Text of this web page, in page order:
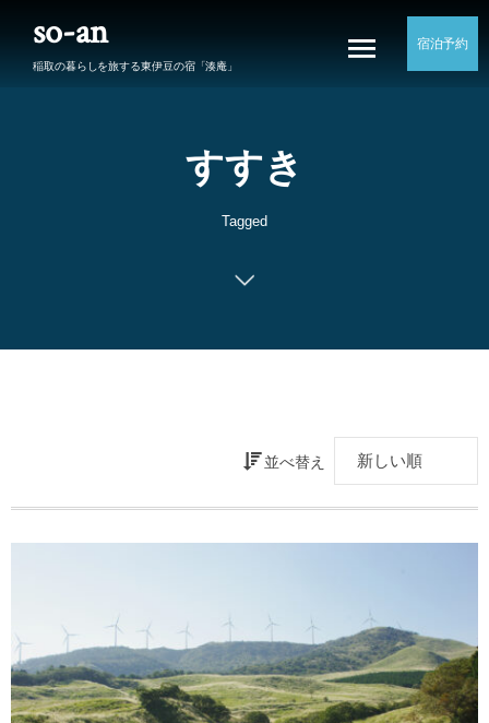
so-an
稲取の暮らしを旅する東伊豆の宿「湊庵」
宿泊予約
すすき
Tagged
並べ替え